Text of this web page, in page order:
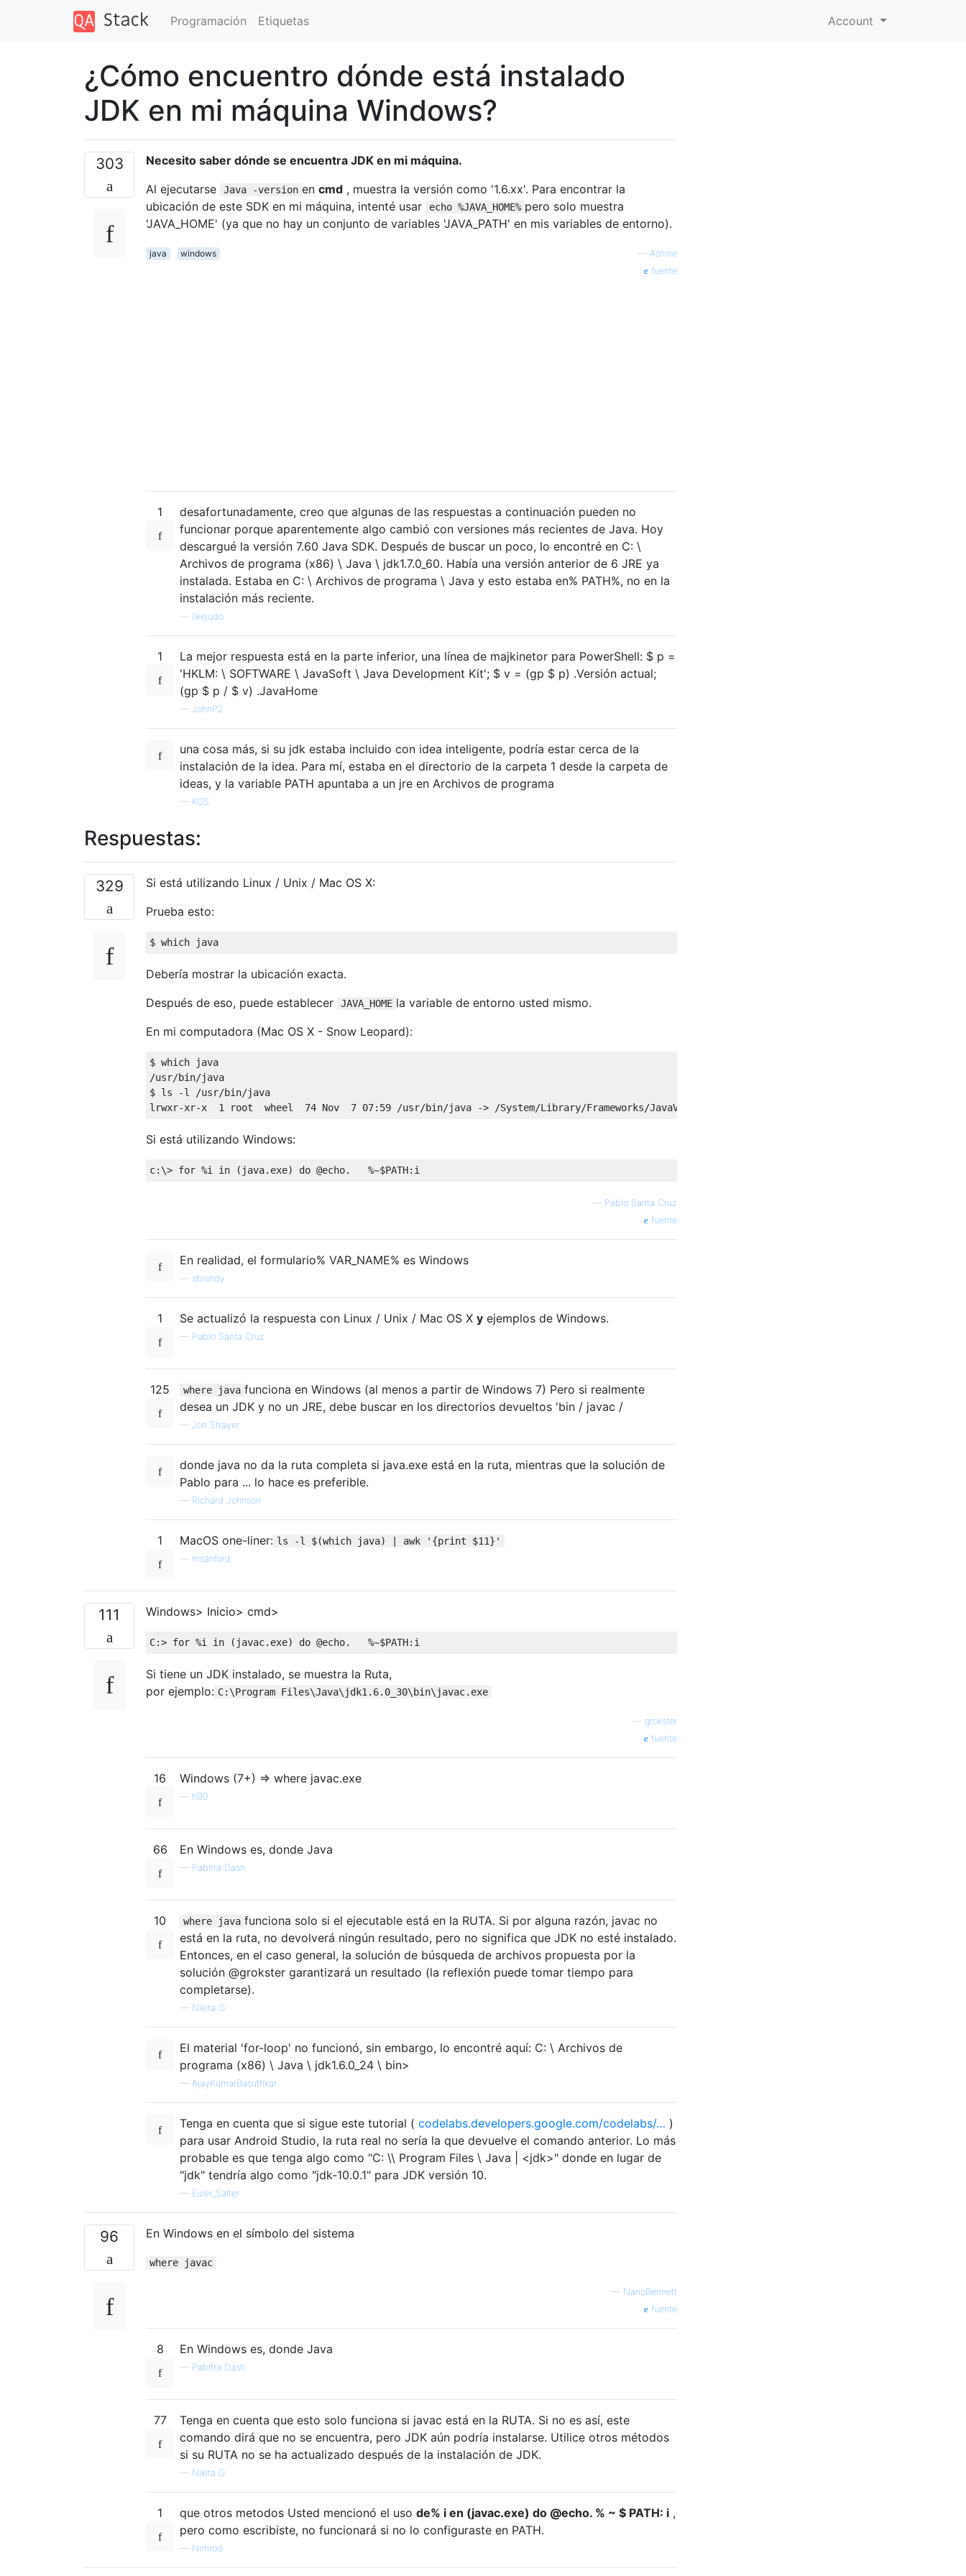
Programación Etiquetas Account
¿Cómo encuentro dónde está instalado
JDK en mi máquina Windows?
303
Necesito saber dónde se encuentra JDK en mi máquina.
Al ejecutarse
Java -version en cmd , muestra la versión como '1.6.xx'. Para encontrar la
ubicación de este SDK en mi máquina, intenté usar
echo %JAVA_HOME% pero solo muestra
'JAVA_HOME' (ya que no hay un conjunto de variables 'JAVA_PATH' en mis variables de entorno).
java windows — Ashine
fuente
1
desafortunadamente, creo que algunas de las respuestas a continuación pueden no
funcionar porque aparentemente algo cambió con versiones más recientes de Java. Hoy
descargué la versión 7.60 Java SDK. Después de buscar un poco, lo encontré en C: \
Archivos de programa (x86) \ Java \ jdk1.7.0_60. Había una versión anterior de 6 JRE ya
instalada. Estaba en C: \ Archivos de programa \ Java y esto estaba en% PATH%, no en la
instalación más reciente.
likejudo
1
La mejor respuesta está en la parte inferior, una línea de majkinetor para PowerShell: $ p =
'HKLM: \ SOFTWARE \ JavaSoft \ Java Development Kit'; $ v = (gp $ p) .Versión actual;
(gp $ p / $ v) .JavaHome
— JohnP2
una cosa más, si su jdk estaba incluido con idea inteligente, podría estar cerca de la
instalación de la idea. Para mí, estaba en el directorio de la carpeta 1 desde la carpeta de
ideas, y la variable PATH apuntaba a un jre en Archivos de programa
— KGS
Respuestas:
329
Si está utilizando Linux / Unix / Mac OS X:
Prueba esto:
$ which java
Debería mostrar la ubicación exacta.
Después de eso, puede establecer
JAVA_HOME la variable de entorno usted mismo.
En mi computadora (Mac OS X - Snow Leopard):
/usr/bin/java
$ ls
-l /usr/bin/java
lrwxr-xr-x 1 root  wheel 74 Nov 7 07: 59 /usr/bin/java -> /System/Library/Frameworks/JavaVM
Si está utilizando Windows:
c: \> for %i in ( java. exe) do @echo. %~$PATH: i
— Pablo Santa Cruz
fuente
En realidad, el formulario% VAR_NAME% es Windows
sblundy
1 Se actualizó la respuesta con Linux / Unix / Mac OS X y ejemplos de Windows.
— Pablo Santa Cruz
125 where java funciona en Windows (al menos a partir de Windows 7) Pero si realmente
desea un JDK y no un JRE, debe buscar en los directorios devueltos 'bin / javac /
— Jon Strayer
donde java no da la ruta completa si java.exe está en la ruta, mientras que la solución de
Pablo para ... lo hace es preferible.
— Richard Johnson
1 MacOS one-liner: ls -l $(which java) | awk '{print $11}'
msanford
111 Windows> Inicio> cmd>
C:> for %i in ( javac. exe) do @echo. %~$PATH: i
Si tiene un JDK instalado, se muestra la Ruta,
por ejemplo: C:\Program Files\Java\jdk1.6.0_30\bin\javac.exe
grokster
fuente
16 Windows (7+) => where javac.exe
hB0
66 En Windows es, donde Java
— Pabitra Dash
10 where java funciona solo si el ejecutable está en la RUTA. Si por alguna razón, javac no
está en la ruta, no devolverá ningún resultado, pero no significa que JDK no esté instalado.
Entonces, en el caso general, la solución de búsqueda de archivos propuesta por la
solución @grokster garantizará un resultado (la reflexión puede tomar tiempo para
completarse).
— Nikita G.
El material 'for-loop' no funcionó, sin embargo, lo encontré aquí: C: \ Archivos de
programa (x86) \ Java \ jdk1.6.0_24 \ bin>
— AjayKumarBasuthkar
Tenga en cuenta que si sigue este tutorial ( codelabs.developers.google.com/codelabs/… )
para usar Android Studio, la ruta real no sería la que devuelve el comando anterior. Lo más
probable es que tenga algo como "C: \\ Program Files \ Java | <jdk>" donde en lugar de
"jdk" tendría algo como "jdk-10.0.1" para JDK versión 10.
— Euler_Salter
96 En Windows en el símbolo del sistema
where javac
— NanoBennett
fuente
8 En Windows es, donde Java
— Pabitra Dash
77
Tenga en cuenta que esto solo funciona si javac está en la RUTA. Si no es así, este
comando dirá que no se encuentra, pero JDK aún podría instalarse. Utilice otros métodos
si su RUTA no se ha actualizado después de la instalación de JDK.
— Nikita G.
1 que otros metodos Usted mencionó el uso de% i en (javac.exe) do @echo. % ~ $ PATH: i ,
pero como escribiste, no funcionará si no lo configuraste en PATH.
— Nimrod